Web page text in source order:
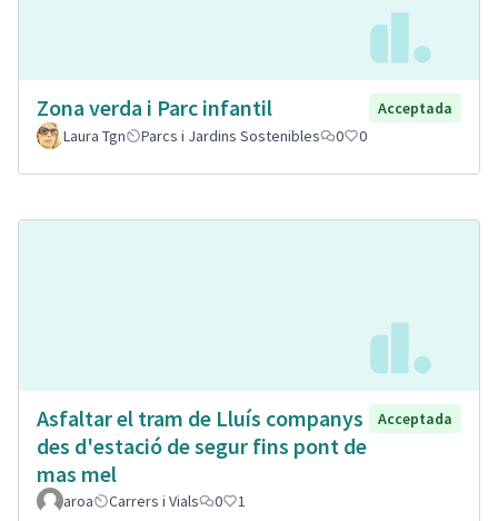
Zona verda i Parc infantil
Acceptada
Laura Tgn
Parcs i Jardins Sostenibles 0 0
Asfaltar el tram de Lluís companys
des d'estació de segur fins pont de
mas mel
Acceptada
aroa Carrers i Vials 0 1